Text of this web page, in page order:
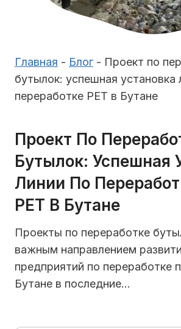
Главная - Блог- Проект по
бутылок: успешная установка
переработке PET в Бутане
Проект По
Бутылок: Успешная
Линии По
PET В Бутане
Проекты по переработке
важным направлением
предприятий по переработке
Бутане в последние…